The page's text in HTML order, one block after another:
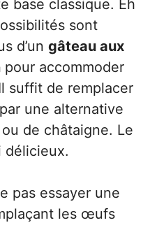
base classique. Eh
sont
d’un gâteau aux
pour accommoder
suffit de remplacer
une alternative
de châtaigne. Le
délicieux.
pas essayer une
les œufs